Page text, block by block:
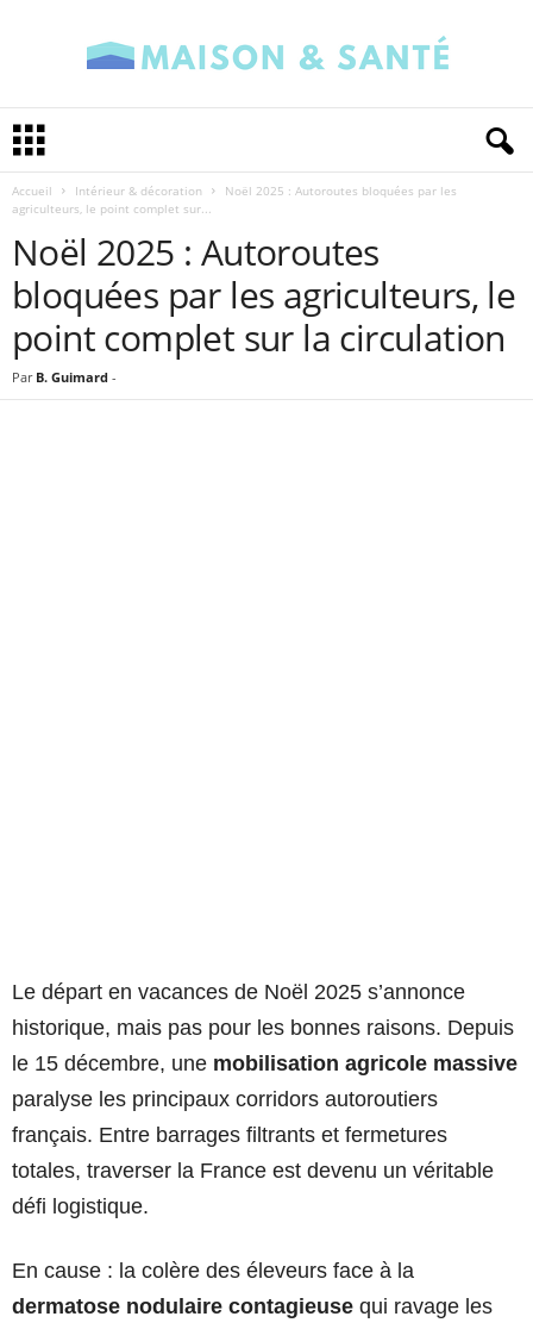
i
Accueil Intérieur & décoration
Noël 2025 : Autoroutes bloquées par les
agriculteurs, le point complet sur...
Noël 2025 : Autoroutes
bloquées par les agriculteurs, le
point complet sur la circulation
Par B. Guimard -
Le départ en vacances de Noël 2025 s’annonce
historique, mais pas pour les bonnes raisons. Depuis
le 15 décembre, une mobilisation agricole massive
paralyse les principaux corridors autoroutiers
français. Entre barrages filtrants et fermetures
totales, traverser la France est devenu un véritable
défi logistique.
En cause : la colère des éleveurs face à la
dermatose nodulaire contagieuse qui ravage les